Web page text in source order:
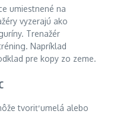
umiestnené na
vyzerajú ako
Trenažér
Napríklad
pre kopy zo zeme.
tvoriť umelá alebo